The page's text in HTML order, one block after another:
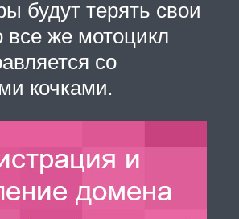
будут терять свои
все же мотоцикл
со
кочками.